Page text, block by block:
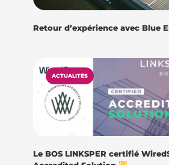
Retour d’expérience avec Blue
ACTUALITÉS
Le BOS LINKSPER certifié